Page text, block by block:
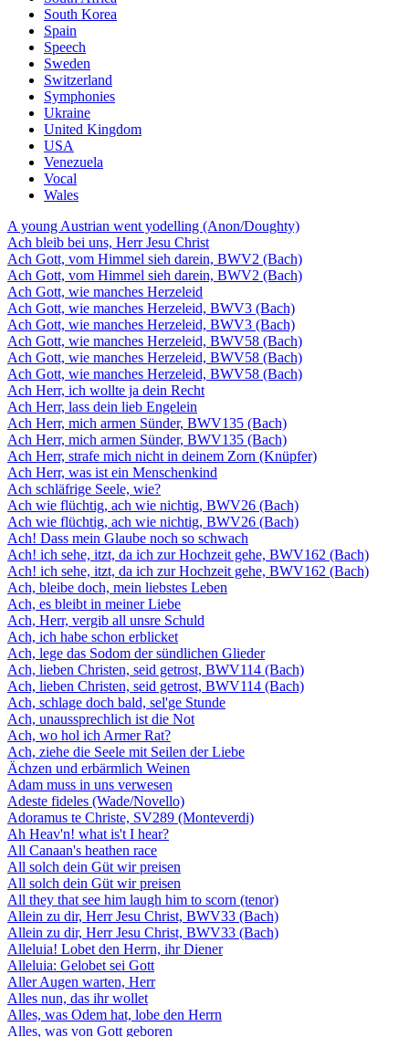
South Korea
Spain
Speech
Sweden
Switzerland
Symphonies
Ukraine
United Kingdom
USA
Venezuela
Vocal
Wales
A young Austrian went yodelling (Anon/Doughty)
Ach bleib bei uns, Herr Jesu Christ
Ach Gott, vom Himmel sieh darein, BWV2 (Bach)
Ach Gott, vom Himmel sieh darein, BWV2 (Bach)
Ach Gott, wie manches Herzeleid
Ach Gott, wie manches Herzeleid, BWV3 (Bach)
Ach Gott, wie manches Herzeleid, BWV3 (Bach)
Ach Gott, wie manches Herzeleid, BWV58 (Bach)
Ach Gott, wie manches Herzeleid, BWV58 (Bach)
Ach Gott, wie manches Herzeleid, BWV58 (Bach)
Ach Herr, ich wollte ja dein Recht
Ach Herr, lass dein lieb Engelein
Ach Herr, mich armen Sünder, BWV135 (Bach)
Ach Herr, mich armen Sünder, BWV135 (Bach)
Ach Herr, strafe mich nicht in deinem Zorn (Knüpfer)
Ach Herr, was ist ein Menschenkind
Ach schläfrige Seele, wie?
Ach wie flüchtig, ach wie nichtig, BWV26 (Bach)
Ach wie flüchtig, ach wie nichtig, BWV26 (Bach)
Ach! Dass mein Glaube noch so schwach
Ach! ich sehe, itzt, da ich zur Hochzeit gehe, BWV162 (Bach)
Ach! ich sehe, itzt, da ich zur Hochzeit gehe, BWV162 (Bach)
Ach, bleibe doch, mein liebstes Leben
Ach, es bleibt in meiner Liebe
Ach, Herr, vergib all unsre Schuld
Ach, ich habe schon erblicket
Ach, lege das Sodom der sündlichen Glieder
Ach, lieben Christen, seid getrost, BWV114 (Bach)
Ach, lieben Christen, seid getrost, BWV114 (Bach)
Ach, schlage doch bald, sel'ge Stunde
Ach, unaussprechlich ist die Not
Ach, wo hol ich Armer Rat?
Ach, ziehe die Seele mit Seilen der Liebe
Ächzen und erbärmlich Weinen
Adam muss in uns verwesen
Adeste fideles (Wade/Novello)
Adoramus te Christe, SV289 (Monteverdi)
Ah Heav'n! what is't I hear?
All Canaan's heathen race
All solch dein Güt wir preisen
All solch dein Güt wir preisen
All they that see him laugh him to scorn (tenor)
Allein zu dir, Herr Jesu Christ, BWV33 (Bach)
Allein zu dir, Herr Jesu Christ, BWV33 (Bach)
Alleluia! Lobet den Herrn, ihr Diener
Alleluia: Gelobet sei Gott
Aller Augen warten, Herr
Alles nun, das ihr wollet
Alles, was Odem hat, lobe den Herrn
Alles, was von Gott geboren